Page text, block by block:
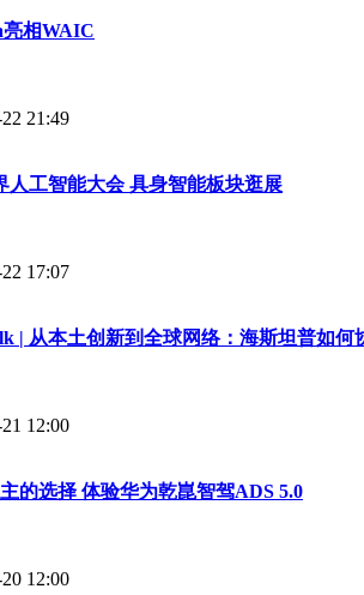
亮相WAIC
21:49
人工智能大会 具身智能板块逛展
17:07
| 从本土创新到全球网络：海斯坦普如
12:00
的选择 体验华为乾崑智驾ADS 5.0
12:00